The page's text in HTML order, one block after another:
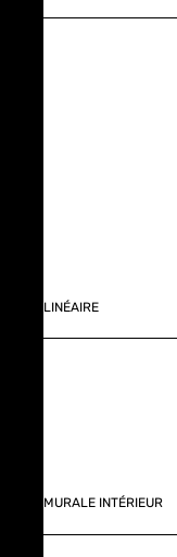
LINÉAIRE
MURALE INTÉRIEUR